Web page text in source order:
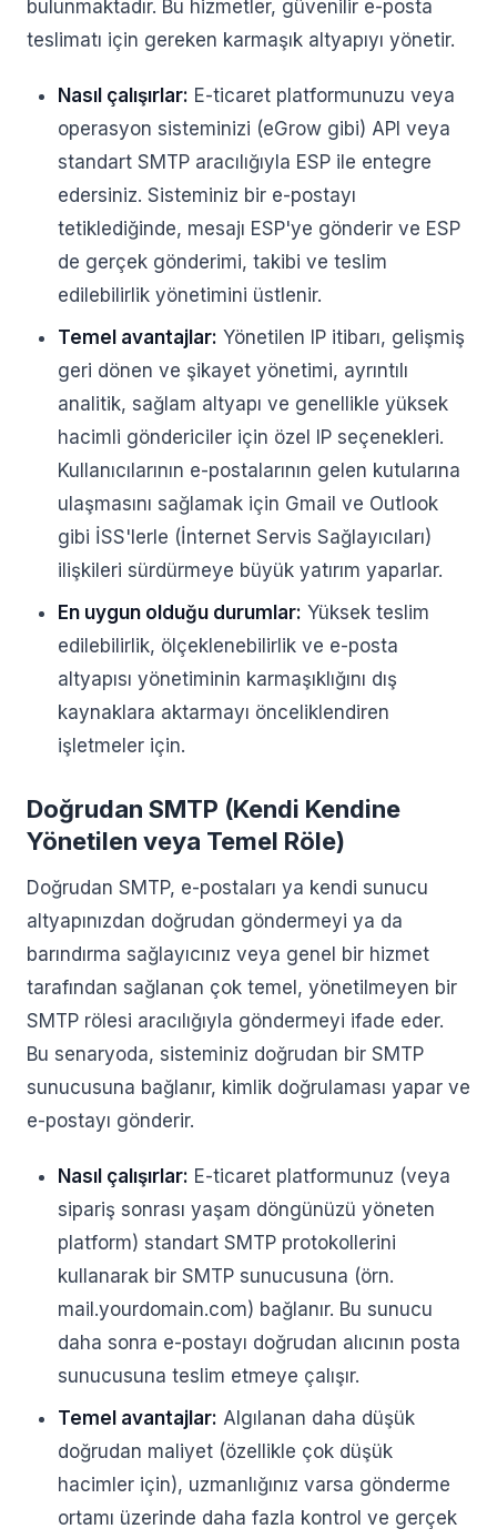
bulunmaktadır. Bu hizmetler, güvenilir e-posta
teslimatı için gereken karmaşık altyapıyı yönetir.
Nasıl çalışırlar: E-ticaret platformunuzu veya
operasyon sisteminizi (eGrow gibi) API veya
standart SMTP aracılığıyla ESP ile entegre
edersiniz. Sisteminiz bir e-postayı
tetiklediğinde, mesajı ESP'ye gönderir ve ESP
de gerçek gönderimi, takibi ve teslim
edilebilirlik yönetimini üstlenir.
Temel avantajlar: Yönetilen IP itibarı, gelişmiş
geri dönen ve şikayet yönetimi, ayrıntılı
analitik, sağlam altyapı ve genellikle yüksek
hacimli göndericiler için özel IP seçenekleri.
Kullanıcılarının e-postalarının gelen kutularına
ulaşmasını sağlamak için Gmail ve Outlook
gibi İSS'lerle (İnternet Servis Sağlayıcıları)
ilişkileri sürdürmeye büyük yatırım yaparlar.
En uygun olduğu durumlar: Yüksek teslim
edilebilirlik, ölçeklenebilirlik ve e-posta
altyapısı yönetiminin karmaşıklığını dış
kaynaklara aktarmayı önceliklendiren
işletmeler için.
Doğrudan SMTP (Kendi Kendine
Yönetilen veya Temel Röle)
Doğrudan SMTP, e-postaları ya kendi sunucu
altyapınızdan doğrudan göndermeyi ya da
barındırma sağlayıcınız veya genel bir hizmet
tarafından sağlanan çok temel, yönetilmeyen bir
SMTP rölesi aracılığıyla göndermeyi ifade eder.
Bu senaryoda, sisteminiz doğrudan bir SMTP
sunucusuna bağlanır, kimlik doğrulaması yapar ve
e-postayı gönderir.
Nasıl çalışırlar: E-ticaret platformunuz (veya
sipariş sonrası yaşam döngünüzü yöneten
platform) standart SMTP protokollerini
kullanarak bir SMTP sunucusuna (örn.
mail.yourdomain.com) bağlanır. Bu sunucu
daha sonra e-postayı doğrudan alıcının posta
sunucusuna teslim etmeye çalışır.
Temel avantajlar: Algılanan daha düşük
doğrudan maliyet (özellikle çok düşük
hacimler için), uzmanlığınız varsa gönderme
ortamı üzerinde daha fazla kontrol ve gerçek